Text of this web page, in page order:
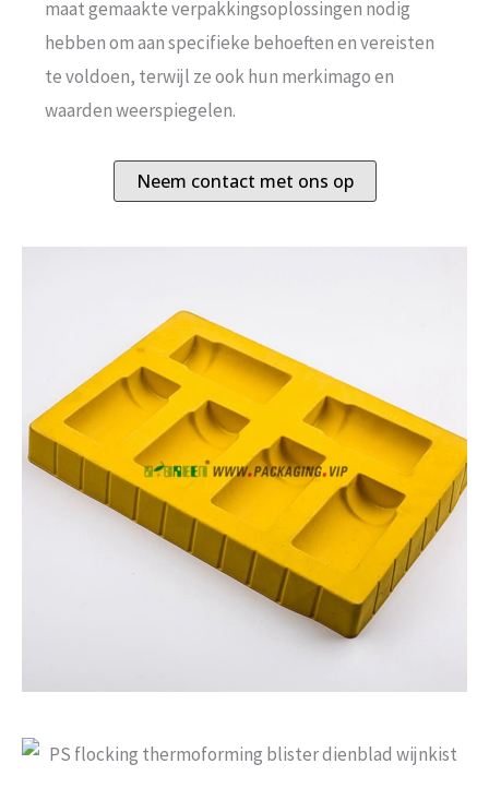
maat gemaakte verpakkingsoplossingen nodig
hebben om aan specifieke behoeften en vereisten
te voldoen, terwijl ze ook hun merkimago en
waarden weerspiegelen.
Neem contact met ons op